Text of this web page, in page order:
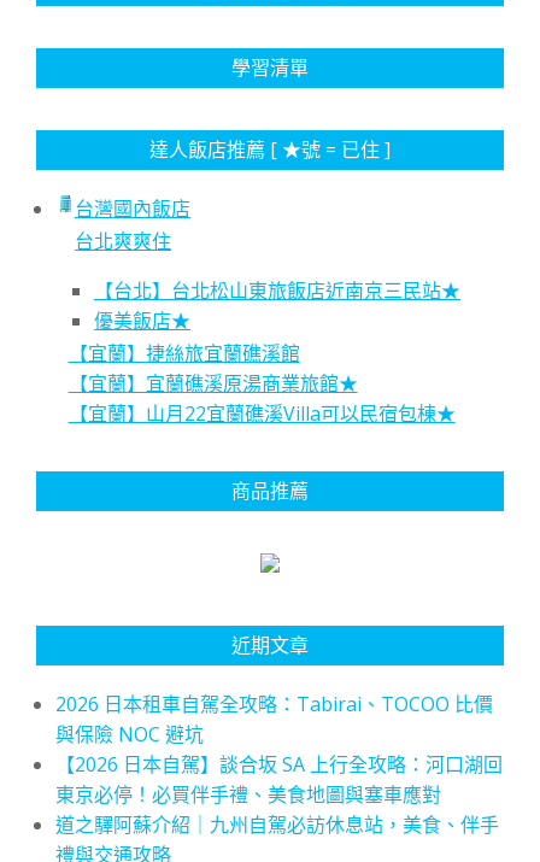
學習清單
達人飯店推薦 [ ★號 = 已住 ]
台灣國內飯店
台北爽爽住
【台北】台北松山東旅飯店近南京三民站★
優美飯店★
【宜蘭】捷絲旅宜蘭礁溪館
【宜蘭】宜蘭礁溪原湯商業旅館★
【宜蘭】山月22宜蘭礁溪Villa可以民宿包棟★
商品推薦
近期文章
2026 日本租車自駕全攻略：Tabirai、TOCOO 比價
與保險 NOC 避坑
【2026 日本自駕】談合坂 SA 上行全攻略：河口湖回
東京必停！必買伴手禮、美食地圖與塞車應對
道之驛阿蘇介紹｜九州自駕必訪休息站，美食、伴手
禮與交通攻略